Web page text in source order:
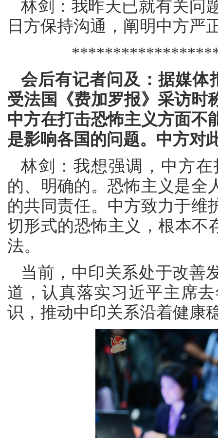
林剑：我昨天已就有关问
日方保持沟通，阐明中方严
会后有记者问及：据媒体
受法国《费加罗报》采访时
中方在打击恐怖主义方面不
是影响各国的问题。中方对
林剑：我想强调，中方
的、明确的。恐怖主义是全
的共同责任。中方致力于维
切形式的恐怖主义，根本不
法。
当前，中印关系处于改善
道，认真落实习近平主席
识，推动中印关系沿着健康